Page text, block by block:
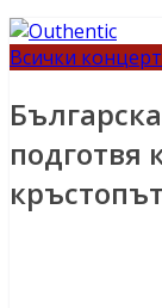
Всички
подготвя